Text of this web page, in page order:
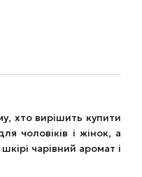
хто вирішить купити
чоловіків і жінок, а
чарівний аромат і